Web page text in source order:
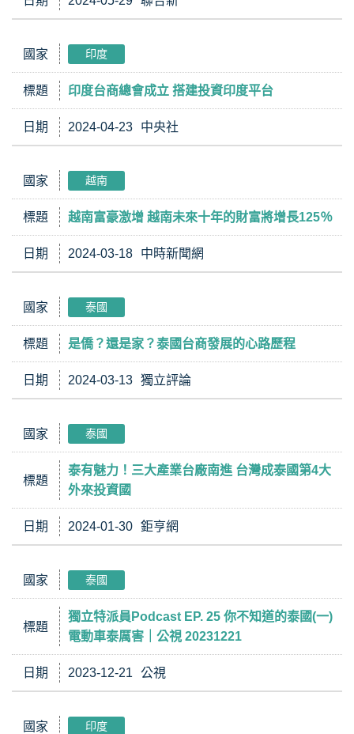
國家 印度
標題 印度台商總會成立 搭建投資印度平台
日期 2024-04-23 中央社
國家 越南
標題 越南富豪激增 越南未來十年的財富將增長125％
日期 2024-03-18 中時新聞網
國家 泰國
標題 是僑？還是家？泰國台商發展的心路歷程
日期 2024-03-13 獨立評論
國家 泰國
標題
泰有魅力！三大產業台廠南進 台灣成泰國第4大
外來投資國
日期 2024-01-30 鉅亨網
國家 泰國
標題
獨立特派員Podcast EP. 25 你不知道的泰國(一)
電動車泰厲害｜公視 20231221
日期 2023-12-21 公視
國家 印度